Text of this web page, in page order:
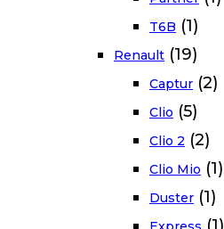
T6B (1)
Renault (19)
Captur (2)
Clio (5)
Clio 2 (2)
Clio Mio (1)
Duster (1)
(1)